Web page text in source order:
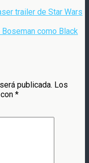
trailer de Star Wars
como Black
publicada. Los
*